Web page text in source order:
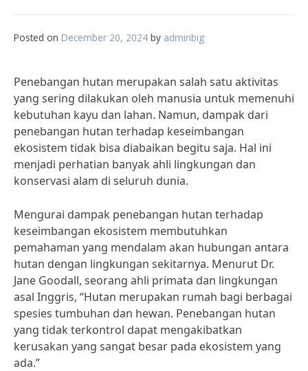
Posted on December 20, 2024 by adminbig
Penebangan hutan merupakan salah satu aktivitas
yang sering dilakukan oleh manusia untuk memenuhi
kebutuhan kayu dan lahan. Namun, dampak dari
penebangan hutan terhadap keseimbangan
ekosistem tidak bisa diabaikan begitu saja. Hal ini
menjadi perhatian banyak ahli lingkungan dan
konservasi alam di seluruh dunia.
Mengurai dampak penebangan hutan terhadap
keseimbangan ekosistem membutuhkan
pemahaman yang mendalam akan hubungan antara
hutan dengan lingkungan sekitarnya. Menurut Dr.
Jane Goodall, seorang ahli primata dan lingkungan
asal Inggris, “Hutan merupakan rumah bagi berbagai
spesies tumbuhan dan hewan. Penebangan hutan
yang tidak terkontrol dapat mengakibatkan
kerusakan yang sangat besar pada ekosistem yang
ada.”